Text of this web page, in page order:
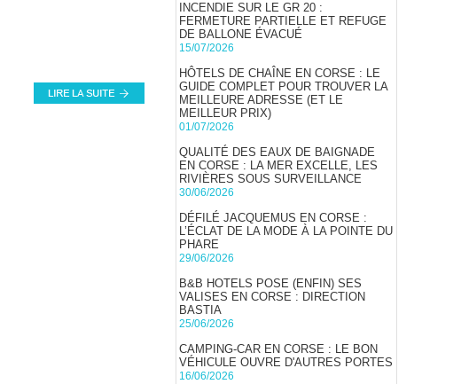
INCENDIE SUR LE GR 20 :
FERMETURE PARTIELLE ET REFUGE
DE BALLONE ÉVACUÉ
15/07/2026
HÔTELS DE CHAÎNE EN CORSE : LE
GUIDE COMPLET POUR TROUVER LA
MEILLEURE ADRESSE (ET LE
MEILLEUR PRIX)
01/07/2026
QUALITÉ DES EAUX DE BAIGNADE
EN CORSE : LA MER EXCELLE, LES
RIVIÈRES SOUS SURVEILLANCE
30/06/2026
DÉFILÉ JACQUEMUS EN CORSE :
L’ÉCLAT DE LA MODE À LA POINTE DU
PHARE
29/06/2026
B&B HOTELS POSE (ENFIN) SES
VALISES EN CORSE : DIRECTION
BASTIA
25/06/2026
CAMPING-CAR EN CORSE : LE BON
VÉHICULE OUVRE D'AUTRES PORTES
16/06/2026